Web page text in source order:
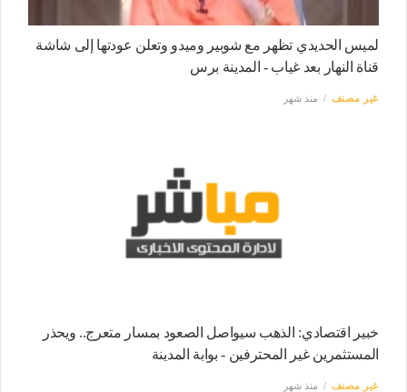
لميس الحديدي تظهر مع شوبير وميدو وتعلن عودتها إلى شاشة
قناة النهار بعد غياب - المدينة برس
غير مصنف منذ شهر
خبير اقتصادي: الذهب سيواصل الصعود بمسار متعرج.. ويحذر
المستثمرين غير المحترفين - بوابة المدينة
غير مصنف منذ شهر